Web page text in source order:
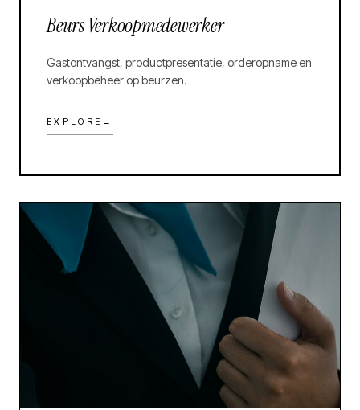
Beurs Verkoopmedewerker
Gastontvangst, productpresentatie, orderopname en
verkoopbeheer op beurzen.
EXPLORE →